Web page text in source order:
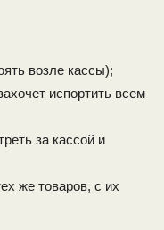
возле кассы);
испортить всем
за кассой и
же товаров, с их